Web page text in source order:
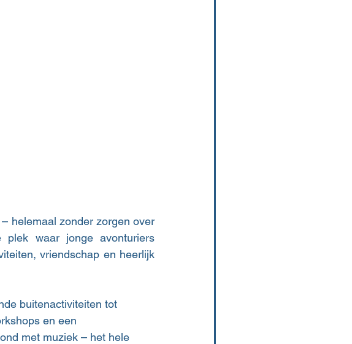
helemaal zonder zorgen over
plek waar jonge avonturiers
vriendschap en heerlijk
buitenactiviteiten tot
en een
met muziek – het hele